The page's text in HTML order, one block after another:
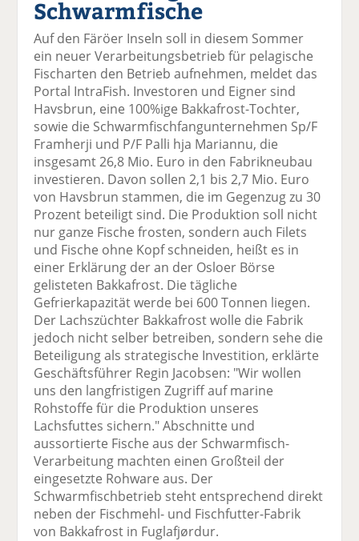
uf
F
ac
e
b
o
o
k
te
il
e
n
wi
tt
er
n
uf
Li
n
k
e
di
n
te
il
e
n
er
E
m
ai
l
v
se
n
d
e
n
ck
e
Schwarmfische
Auf den Färöer Inseln soll in diesem Sommer
ein neuer Verarbeitungsbetrieb für pelagische
Fischarten den Betrieb aufnehmen, meldet das
Portal IntraFish. Investoren und Eigner sind
Havsbrun, eine 100%ige Bakkafrost-Tochter,
sowie die Schwarmfischfangunternehmen Sp/F
Framherji und P/F Palli hja Mariannu, die
insgesamt 26,8 Mio. Euro in den Fabrikneubau
investieren. Davon sollen 2,1 bis 2,7 Mio. Euro
von Havsbrun stammen, die im Gegenzug zu 30
Prozent beteiligt sind. Die Produktion soll nicht
nur ganze Fische frosten, sondern auch Filets
und Fische ohne Kopf schneiden, heißt es in
einer Erklärung der an der Osloer Börse
gelisteten Bakkafrost. Die tägliche
Gefrierkapazität werde bei 600 Tonnen liegen.
Der Lachszüchter Bakkafrost wolle die Fabrik
jedoch nicht selber betreiben, sondern sehe die
Beteiligung als strategische Investition, erklärte
Geschäftsführer Regin Jacobsen: "Wir wollen
uns den langfristigen Zugriff auf marine
Rohstoffe für die Produktion unseres
Lachsfuttes sichern." Abschnitte und
aussortierte Fische aus der Schwarmfisch-
Verarbeitung machten einen Großteil der
eingesetzte Rohware aus. Der
Schwarmfischbetrieb steht entsprechend direkt
neben der Fischmehl- und Fischfutter-Fabrik
von Bakkafrost in Fuglafjørdur.